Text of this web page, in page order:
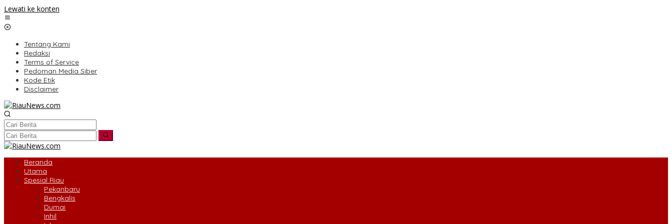
Lewati ke konten
Tentang Kami
Redaksi
Terms of Service
Pedoman Media Siber
Kode Etik
Disclaimer
Beranda
Utama
Spesial Riau
Pekanbaru
Bengkalis
Dumai
Inhil